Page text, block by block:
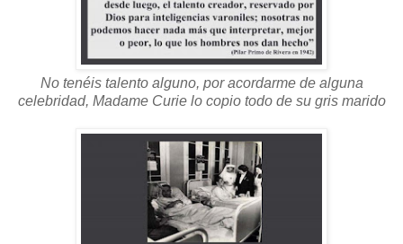
No tenéis talento alguno, por acordarme de alguna
celebridad, Madame Curie lo copio todo de su gris marido